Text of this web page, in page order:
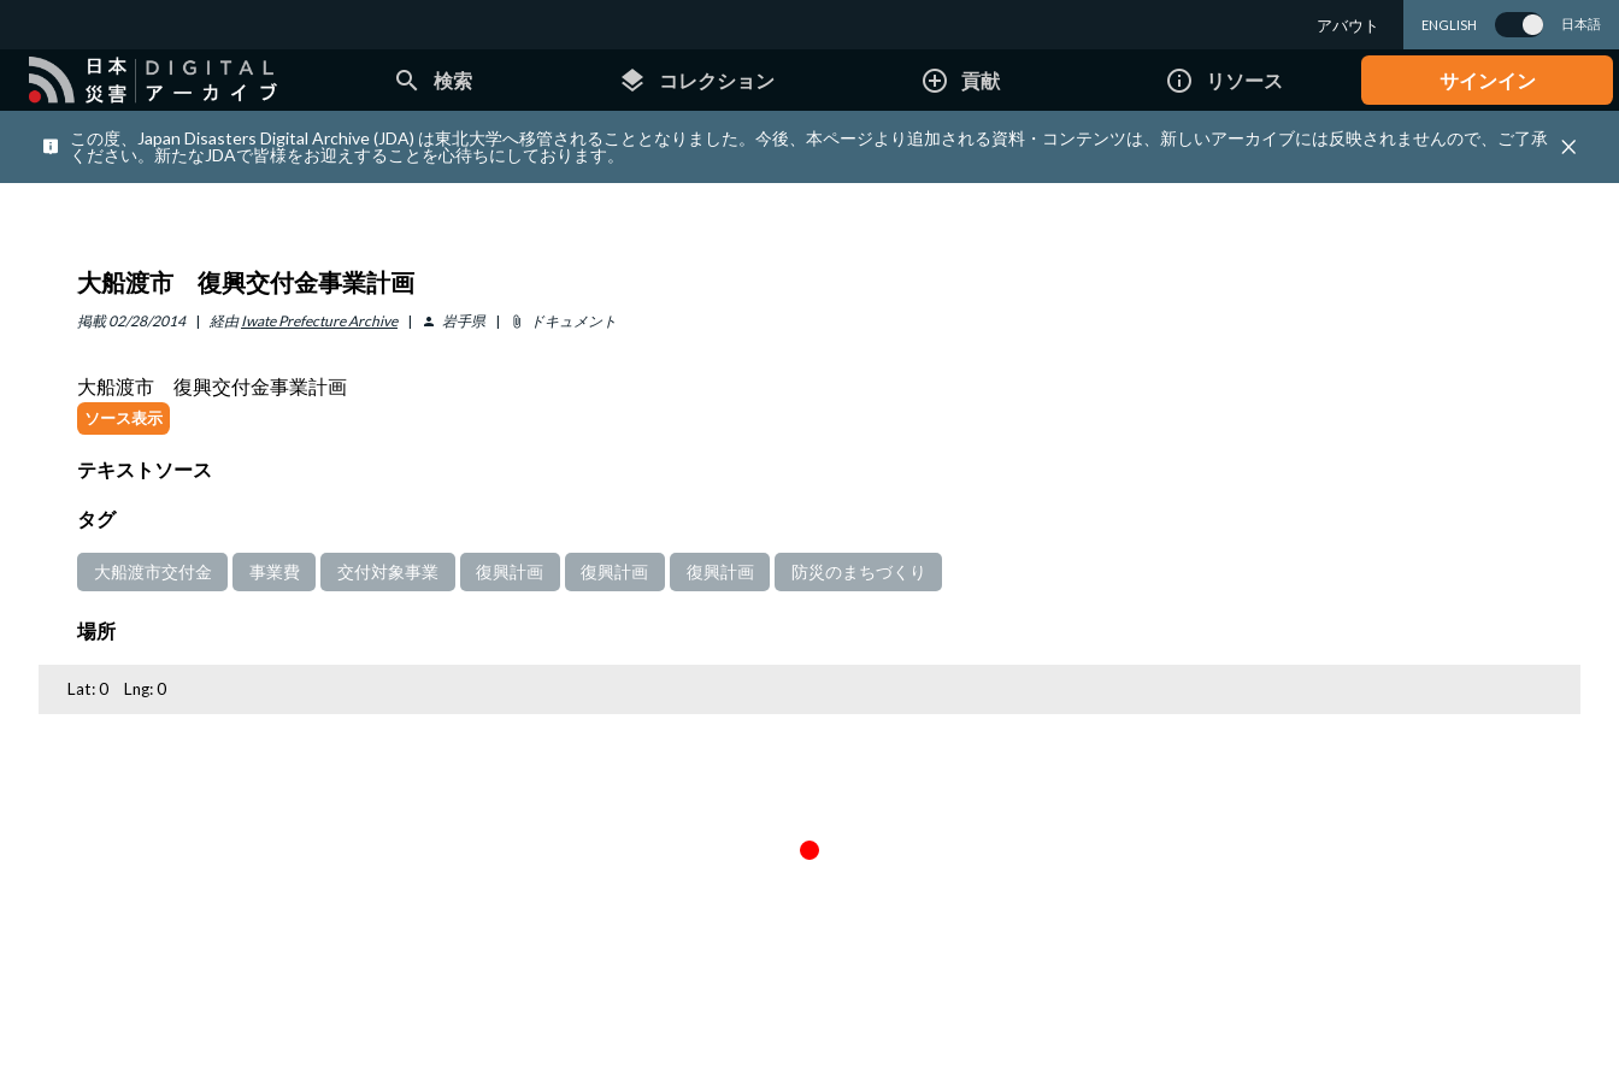
アバウト ENGLISH 日本語
search 検索 layers コレクション add_circle_outline 貢献 info_outline リソース サインイン
この度、Japan Disasters Digital Archive (JDA) は東北大学へ移管されることとなりました。今後、本ページより追加される資料・コンテンツは、新しいアーカイブには反映されませんので、ご了承
ください。新たなJDAで皆様をお迎えすることを心待ちにしております。
大船渡市 復興交付金事業計画
掲載 02/28/2014 経由 Iwate Prefecture Archive person 岩手県 attach_file ドキュメント
大船渡市 復興交付金事業計画
ソース表示
テキストソース
タグ
大船渡市交付金 事業費 交付対象事業 復興計画 復興計画 復興計画 防災のまちづくり
場所
Lat:0 Lng:0